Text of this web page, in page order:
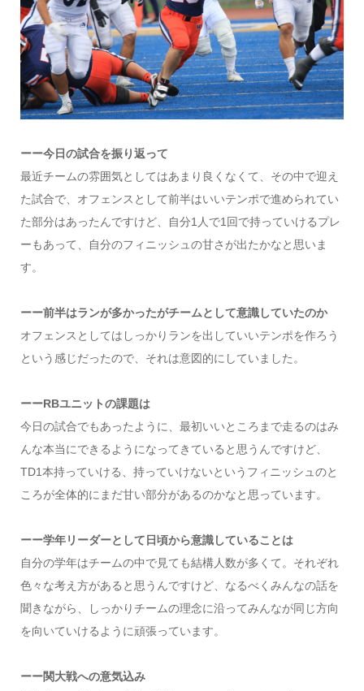
ーー今日の試合を振り返って
最近チームの雰囲気としてはあまり良くなくて、その中で迎え
た試合で、オフェンスとして前半はいいテンポで進められてい
た部分はあったんですけど、自分1人で1回で持っていけるプレ
ーもあって、自分のフィニッシュの甘さが出たかなと思いま
す。
ーー前半はランが多かったがチームとして意識していたのか
オフェンスとしてはしっかりランを出していいテンポを作ろう
という感じだったので、それは意図的にしていました。
ーーRBユニットの課題は
今日の試合でもあったように、最初いいところまで走るのはみ
んな本当にできるようになってきていると思うんですけど、
TD1本持っていける、持っていけないというフィニッシュのと
ころが全体的にまだ甘い部分があるのかなと思っています。
ーー学年リーダーとして日頃から意識していることは
自分の学年はチームの中で見ても結構人数が多くて。それぞれ
色々な考え方があると思うんですけど、なるべくみんなの話を
聞きながら、しっかりチームの理念に沿ってみんなが同じ方向
を向いていけるように頑張っています。
ーー関大戦への意気込み